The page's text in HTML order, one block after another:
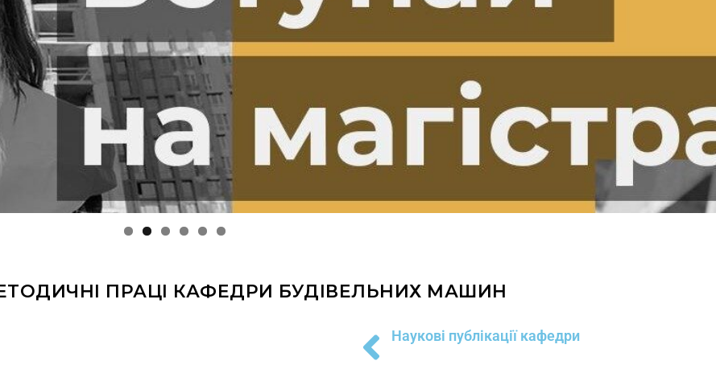
ПРАЦІ КАФЕДРИ БУДІВЕЛЬНИХ МАШИН
Наукові публікації кафедри